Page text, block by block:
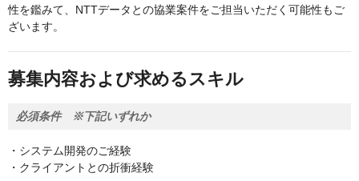
性を鑑みて、NTTデータとの協業案件をご担当いただく可能性もご
ざいます。
募集内容および求めるスキル
必須条件 ※下記いずれか
・システム開発のご経験
・クライアントとの折衝経験